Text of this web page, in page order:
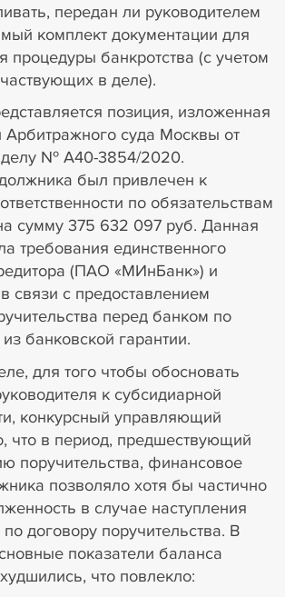
передан ли руководителем
комплект документации для
процедуры банкротства (с учетом
в деле).
позиция, изложенная
Арбитражного суда Москвы от
№ А40-3854/2020.
был привлечен к
по обязательствам
сумму 375 632 097 руб. Данная
требования единственного
(ПАО «МИнБанк») и
связи с предоставлением
перед банком по
банковской гарантии.
для того чтобы обосновать
к субсидиарной
конкурсный управляющий
что в период, предшествующий
поручительства, финансовое
позволяло хотя бы частично
в случае наступления
договору поручительства. В
показатели баланса
что повлекло: